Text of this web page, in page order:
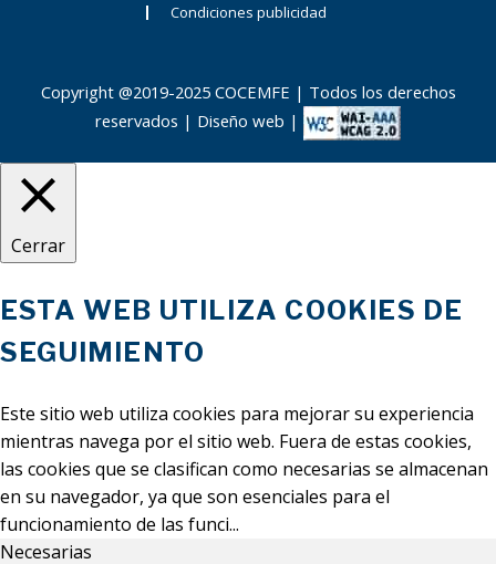
Condiciones publicidad
Copyright @2019-2025 COCEMFE | Todos los derechos
reservados | Diseño web |
Cerrar
ESTA WEB UTILIZA COOKIES DE
SEGUIMIENTO
Este sitio web utiliza cookies para mejorar su experiencia
mientras navega por el sitio web. Fuera de estas cookies,
las cookies que se clasifican como necesarias se almacenan
en su navegador, ya que son esenciales para el
funcionamiento de las funci...
Necesarias